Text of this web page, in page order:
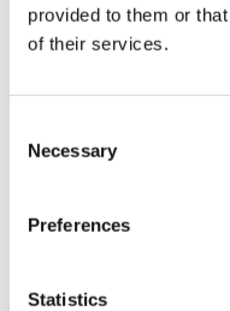
provided to them or
of their services.
Selection
Necessary
Preferences
Statistics
Grazie ai parametri
Per l’applicazione
parte finale degli
provvede ad un
Campagna ID